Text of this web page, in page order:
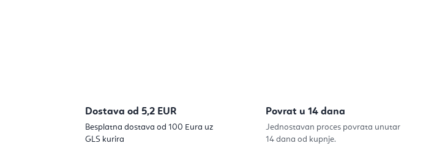
Dostava od 5,2 EUR
Besplatna dostava od 100 Eura uz
GLS kurira
Povrat u 14 dana
Jednostavan proces povrata unutar
14 dana od kupnje.